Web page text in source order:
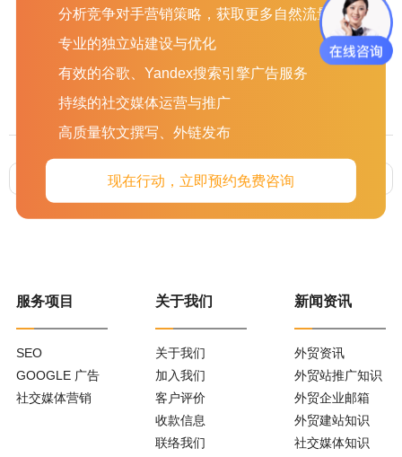
且用且珍惜。
Dreamwarer 代码界面
谷歌关键词规划师网址(谷歌关键词规划师) 下一篇 :做网站需要多少钱（做个网站多少钱）
服务项目
SEO
GOOGLE 广告
社交媒体营销
关于我们
关于我们
加入我们
客户评价
收款信息
联络我们
新闻资讯
外贸资讯
外贸站推广知识
外贸企业邮箱
外贸建站知识
社交媒体知识
分析竞争对手营销策略，获取更多自然流量
专业的独立站建设与优化
有效的谷歌、Yandex搜索引擎广告服务
持续的社交媒体运营与推广
高质量软文撰写、外链发布
现在行动，立即预约免费咨询